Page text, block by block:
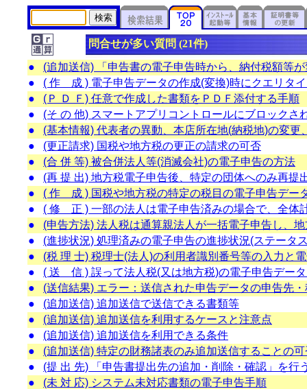
問合せが多い質問 (21件)
●
(追加送信) 「申告書の電子申告時から、納付税額等
●
( 作 成 ) 電子申告データの作成(変換)時にクエリタ
●
(Ｐ Ｄ Ｆ) 任意で作成した書類をＰＤＦ添付する手順
●
(そ の 他) スマートアプリコントロールにブロックさ
●
(基本情報) 代表者の異動、本店所在地(納税地)の変更
●
(更正請求) 国税や地方税の更正の請求の可否
●
(合 併 等) 被合併法人等(消滅会社)の電子申告の方法
●
(再 提 出) 地方税電子申告後、特定の団体へのみ再提
●
( 作 成 ) 国税や地方税の特定の税目の電子申告デー
●
( 修 正 ) 一部の法人は電子申告済みの場合で、全体
●
(申告方法) 法人税は通算親法人が一括電子申告し、
●
(進捗状況) 処理済みの電子申告の進捗状況(ステータ
●
(税 理 士) 税理士(法人)の利用者識別番号等の入力と
●
( 送 信 ) 誤って法人税(又は地方税)の電子申告デー
●
(送信結果) エラー：送信された申告データの申告先
●
(追加送信) 追加送信で送信できる書類等
●
(追加送信) 追加送信を利用するケースと注意点
●
(追加送信) 追加送信を利用できる条件
●
(追加送信) 特定の財務諸表のみ追加送信することの可
●
(提 出 先) 「申告書提出先の追加・削除・確認」を行
●
(未 対 応) システム未対応書類の電子申告手順